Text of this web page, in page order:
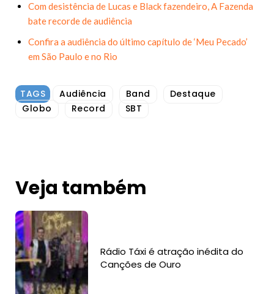
Com desistência de Lucas e Black fazendeiro, A Fazenda
bate recorde de audiência
Confira a audiência do último capítulo de ‘Meu Pecado’
em São Paulo e no Rio
TAGS Audiência Band
Destaque
Globo
Record SBT
Veja também
Rádio Táxi é atração inédita do
Canções de Ouro